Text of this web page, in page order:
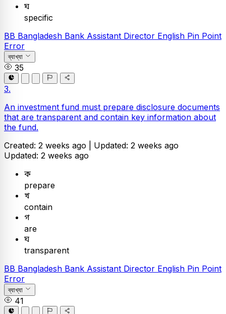
ঘ
specific
BB Bangladesh Bank Assistant Director English Pin Point
Error
ব্যাখ্যা
35
3.
An investment fund must prepare disclosure documents
that are transparent and contain key information about
the fund.
Created: 2 weeks ago | Updated: 2 weeks ago
Updated: 2 weeks ago
ক
prepare
খ
contain
গ
are
ঘ
transparent
BB Bangladesh Bank Assistant Director English Pin Point
Error
ব্যাখ্যা
41